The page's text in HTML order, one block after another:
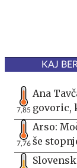
KAJ
7,85
Ana
govoric,
7,76
Arso:
še